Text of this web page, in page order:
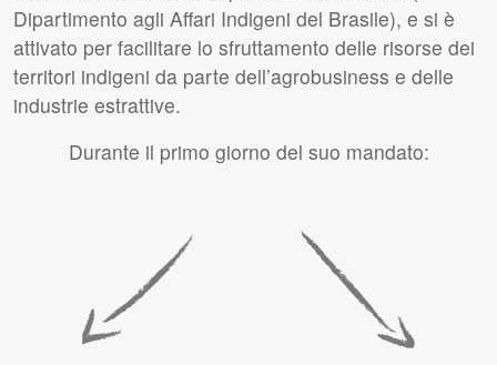
Dipartimento agli Affari Indigeni del Brasile), e si è
attivato per facilitare lo sfruttamento delle risorse dei
territori indigeni da parte dell’agrobusiness e delle
industrie estrattive.
Durante il primo giorno del suo mandato: